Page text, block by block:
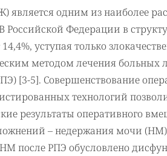
является одним из наиболее
Федерации в
уступая только
методом лечения
[3-5]. Совершенствование
технологий
результаты оперативного
– недержания мочи
после РПЭ обусловлено